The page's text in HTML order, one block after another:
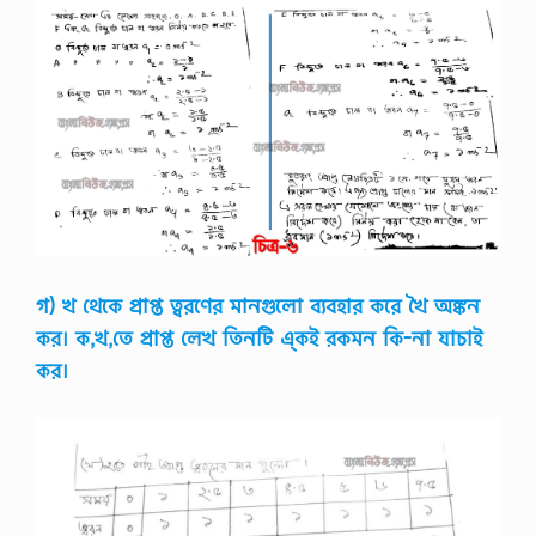
y
s
c
s
-
3
S
g
e
s
গ) খ থেকে প্রাপ্ত ত্বরণের মানগুলো ব্যবহার করে খৈ অঙ্কন
কর। ক,খ,তে প্রাপ্ত লেখ তিনটি এ্কই রকমন কি-না যাচাই
কর।